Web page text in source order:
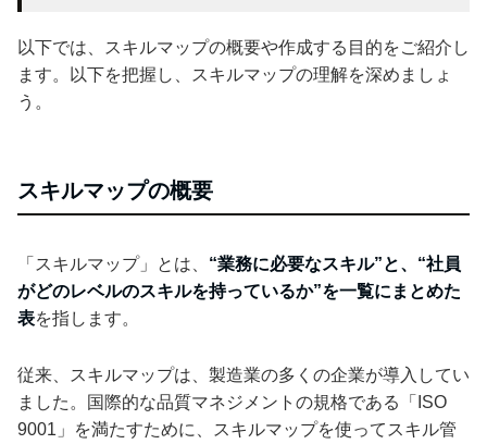
以下では、スキルマップの概要や作成する目的をご紹介し
ます。以下を把握し、スキルマップの理解を深めましょ
う。
スキルマップの概要
「スキルマップ」とは、 “業務に必要なスキル”と、“社員
がどのレベルのスキルを持っているか”を一覧にまとめた
表を指します。
従来、スキルマップは、製造業の多くの企業が導入してい
ました。国際的な品質マネジメントの規格である「ISO
9001」を満たすために、スキルマップを使ってスキル管